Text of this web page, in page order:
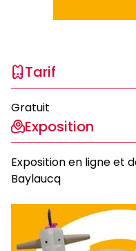
Tarif
Gratuit
Exposition
Exposition en ligne et
Baylaucq